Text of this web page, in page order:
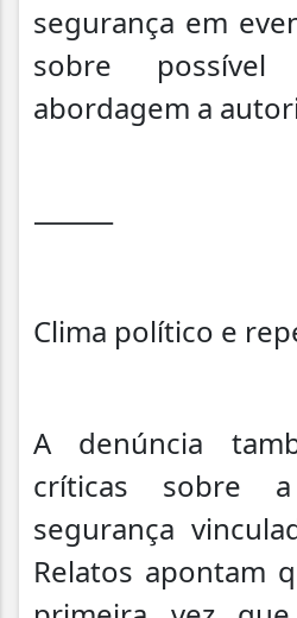
segurança em
sobre
abordagem a
⸻
Clima político e
A denúncia
críticas sobre
segurança
Relatos apontam